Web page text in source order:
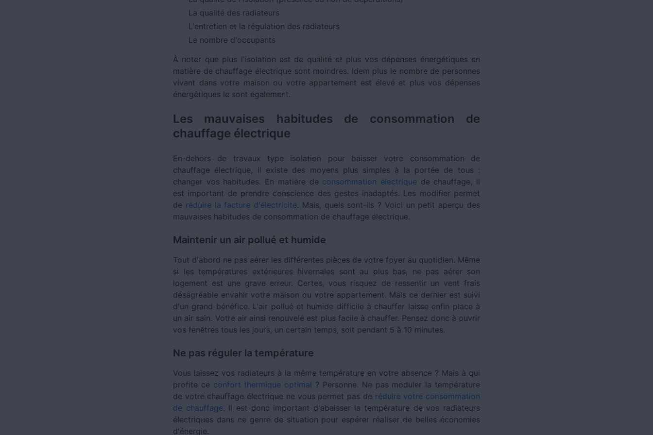
La qualité des radiateurs
L'entretien et la régulation des radiateurs
Le nombre d'occupants
À noter que plus l'isolation est de qualité et plus vos dépenses énergétiques en
matière de chauffage électrique sont moindres. Idem plus le nombre de personnes
vivant dans votre maison ou votre appartement est élevé et plus vos dépenses
énergétiques le sont également.
Les mauvaises habitudes de consommation de
chauffage électrique
En-dehors de travaux type isolation pour baisser votre consommation de
chauffage électrique, il existe des moyens plus simples à la portée de tous :
changer vos habitudes. En matière de consommation électrique de chauffage, il
est important de prendre conscience des gestes inadaptés. Les modifier permet
de réduire la facture d'électricité. Mais, quels sont-ils ? Voici un petit aperçu des
mauvaises habitudes de consommation de chauffage électrique.
Maintenir un air pollué et humide
Tout d'abord ne pas aérer les différentes pièces de votre foyer au quotidien. Même
si les températures extérieures hivernales sont au plus bas, ne pas aérer son
logement est une grave erreur. Certes, vous risquez de ressentir un vent frais
désagréable envahir votre maison ou votre appartement. Mais ce dernier est suivi
d'un grand bénéfice. L'air pollué et humide difficile à chauffer laisse enfin place à
un air sain. Votre air ainsi renouvelé est plus facile à chauffer. Pensez donc à ouvrir
vos fenêtres tous les jours, un certain temps, soit pendant 5 à 10 minutes.
Ne pas réguler la température
Vous laissez vos radiateurs à la même température en votre absence ? Mais à qui
profite ce confort thermique optimal ? Personne. Ne pas moduler la température
de votre chauffage électrique ne vous permet pas de réduire votre consommation
de chauffage. Il est donc important d'abaisser la température de vos radiateurs
électriques dans ce genre de situation pour espérer réaliser de belles économies
d'énergie.